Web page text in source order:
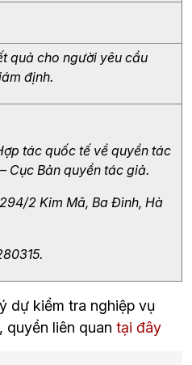
quả cho người yêu cầu
định.
tác quốc tế về quyền tác
Cục Bản quyền tác giả.
2 Kim Mã, Ba Đình, Hà
dự kiểm tra nghiệp vụ
quyền liên quan tại đây